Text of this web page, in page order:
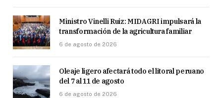
Ministro Vinelli Ruiz: MIDAGRI impulsará la
transformación de la agricultura familiar
6 de agosto de 2026
Oleaje ligero afectará todo el litoral peruano
del 7 al 11 de agosto
6 de agosto de 2026